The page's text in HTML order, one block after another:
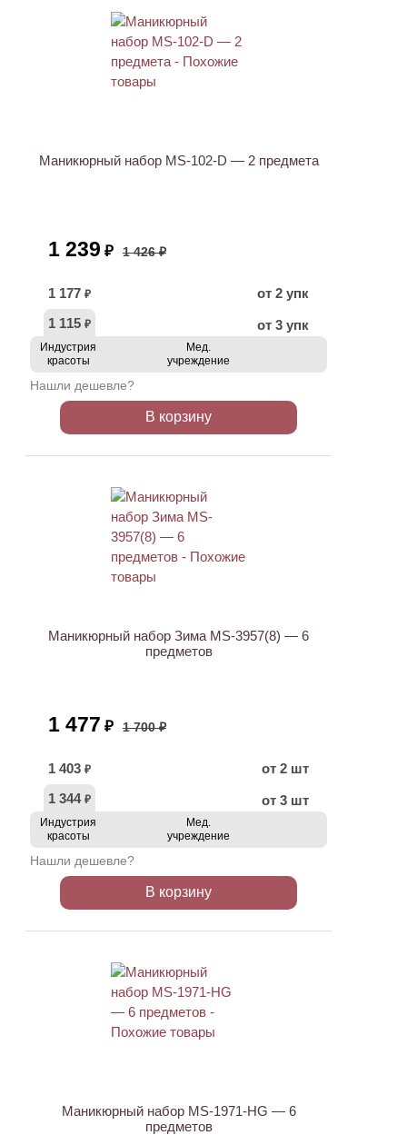
Маникюрный набор MS-102-D — 2 предмета
1 239 ₽ 1 426 ₽
1 177 ₽
от 2 упк
1 115 ₽ от 3 упк
Индустрия
красоты
Мед.
учреждение
Нашли дешевле?
В корзину
Маникюрный набор Зима MS-3957(8) — 6
предметов
1 477 ₽ 1 700 ₽
1 403 ₽
от 2 шт
1 344 ₽ от 3 шт
Индустрия
красоты
Мед.
учреждение
Нашли дешевле?
В корзину
Маникюрный набор MS-1971-HG — 6
предметов